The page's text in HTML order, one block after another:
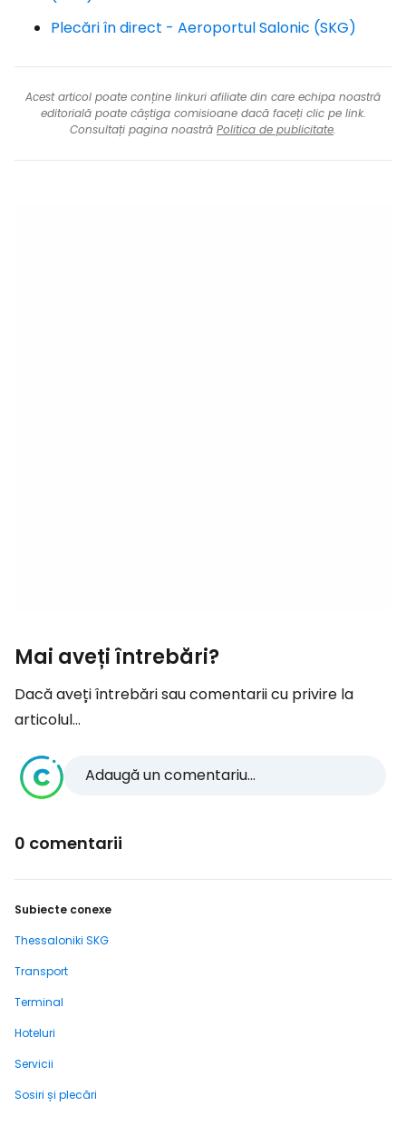
Plecări în direct - Aeroportul Salonic (SKG)
Acest articol poate conține linkuri afiliate din care echipa noastră
editorială poate câștiga comisioane dacă faceți clic pe link.
Consultați pagina noastră Politica de publicitate.
Mai aveți întrebări?
Dacă aveți întrebări sau comentarii cu privire la
articolul...
Adaugă un comentariu...
0 comentarii
Subiecte conexe
Thessaloniki SKG
Transport
Terminal
Hoteluri
Servicii
Sosiri și plecări